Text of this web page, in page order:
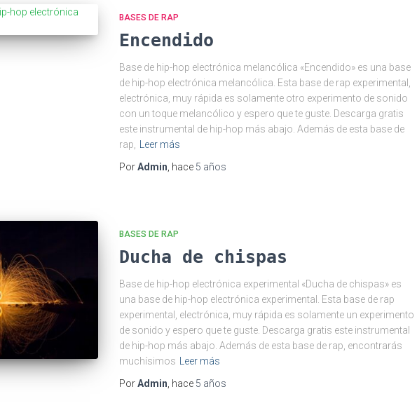
BASES DE RAP
Encendido
Base de hip-hop electrónica melancólica «Encendido» es una base
de hip-hop electrónica melancólica. Esta base de rap experimental,
electrónica, muy rápida es solamente otro experimento de sonido
con un toque melancólico y espero que te guste. Descarga gratis
este instrumental de hip-hop más abajo. Además de esta base de
rap,
Leer más
PorAdmin , hace 5 años
BASES DE RAP
Ducha de chispas
Base de hip-hop electrónica experimental «Ducha de chispas» es
una base de hip-hop electrónica experimental. Esta base de rap
experimental, electrónica, muy rápida es solamente un experimento
de sonido y espero que te guste. Descarga gratis este instrumental
de hip-hop más abajo. Además de esta base de rap, encontrarás
muchísimos
Leer más
PorAdmin , hace 5 años